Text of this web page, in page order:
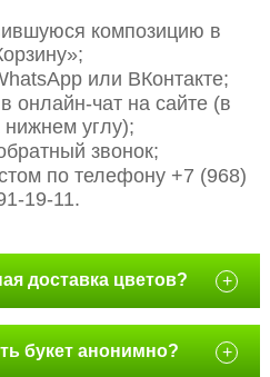
композицию в
или ВКонтакте;
онлайн-чат на сайте (в
углу);
звонок;
по телефону +7 (968)
19-11.
доставка цветов? +
букет анонимно? +